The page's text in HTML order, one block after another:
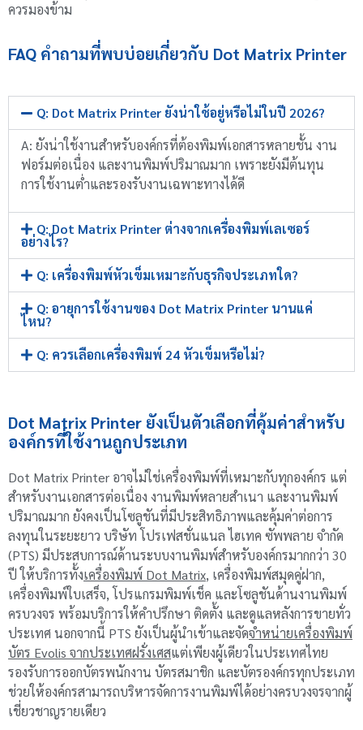
ควรมองข้าม
FAQ คำถามที่พบบ่อยเกี่ยวกับ Dot Matrix Printer
Q: Dot Matrix Printer ยังน่าใช้อยู่หรือไม่ในปี 2026?
A: ยังน่าใช้งานสำหรับองค์กรที่ต้องพิมพ์เอกสารหลายชั้น งาน
ฟอร์มต่อเนื่อง และงานพิมพ์ปริมาณมาก เพราะยังมีต้นทุน
การใช้งานต่ำและรองรับงานเฉพาะทางได้ดี
Q: Dot Matrix Printer ต่างจากเครื่องพิมพ์เลเซอร์
อย่างไร?
Q: เครื่องพิมพ์หัวเข็มเหมาะกับธุรกิจประเภทใด?
Q: อายุการใช้งานของ Dot Matrix Printer นานแค่
ไหน?
Q: ควรเลือกเครื่องพิมพ์ 24 หัวเข็มหรือไม่?
Dot Matrix Printer ยังเป็นตัวเลือกที่คุ้มค่าสำหรับ
องค์กรที่ใช้งานถูกประเภท
Dot Matrix Printer อาจไม่ใช่เครื่องพิมพ์ที่เหมาะกับทุกองค์กร แต่
สำหรับงานเอกสารต่อเนื่อง งานพิมพ์หลายสำเนา และงานพิมพ์
ปริมาณมาก ยังคงเป็นโซลูชันที่มีประสิทธิภาพและคุ้มค่าต่อการ
ลงทุนในระยะยาว บริษัท โปรเฟสชั่นแนล ไฮเทค ซัพพลาย จำกัด
(PTS) มีประสบการณ์ด้านระบบงานพิมพ์สำหรับองค์กรมากกว่า 30
ปี ให้บริการทั้งเครื่องพิมพ์ Dot Matrix, เครื่องพิมพ์สมุดคู่ฝาก,
เครื่องพิมพ์ใบเสร็จ, โปรแกรมพิมพ์เช็ค และโซลูชันด้านงานพิมพ์
ครบวงจร พร้อมบริการให้คำปรึกษา ติดตั้ง และดูแลหลังการขายทั่ว
ประเทศ นอกจากนี้ PTS ยังเป็นผู้นำเข้าและจัดจำหน่ายเครื่องพิมพ์
บัตร Evolis จากประเทศฝรั่งเศสแต่เพียงผู้เดียวในประเทศไทย
รองรับการออกบัตรพนักงาน บัตรสมาชิก และบัตรองค์กรทุกประเภท
ช่วยให้องค์กรสามารถบริหารจัดการงานพิมพ์ได้อย่างครบวงจรจากผู้
เชี่ยวชาญรายเดียว